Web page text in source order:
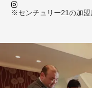
※センチュリー21の加盟